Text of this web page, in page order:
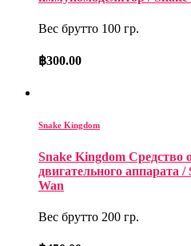
Вес брутто 100 гр.
฿300.00
Snake Kingdom
Snake Kingdom Средство
двигательного аппарата
Wan
Вес брутто 200 гр.